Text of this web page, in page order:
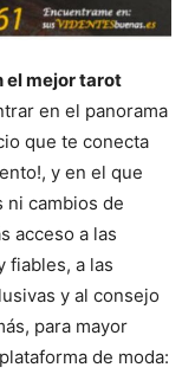
el mejor tarot
en el panorama
que te conecta
y en el que
ni cambios de
acceso a las
fiables, a las
y al consejo
para mayor
de moda: